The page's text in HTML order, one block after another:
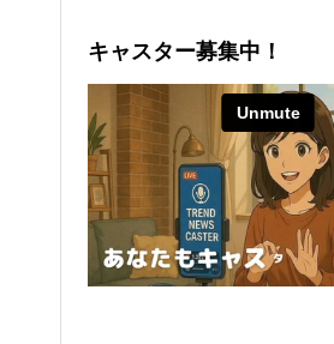
キャスター募集中！